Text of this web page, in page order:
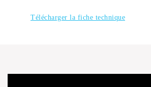
Télécharger la fiche technique